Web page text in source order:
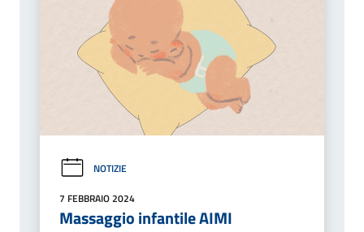
NOTIZIE
7 FEBBRAIO 2024
Massaggio infantile AIMI